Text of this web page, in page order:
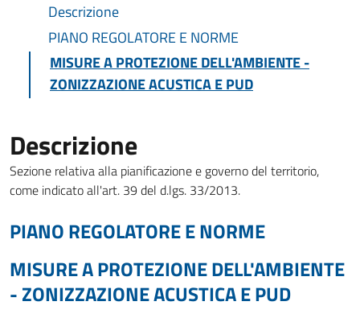
Descrizione
PIANO REGOLATORE E NORME
MISURE A PROTEZIONE DELL'AMBIENTE -
ZONIZZAZIONE ACUSTICA E PUD
Descrizione
Sezione relativa alla pianificazione e governo del territorio,
come indicato all'art. 39 del d.lgs. 33/2013.
PIANO REGOLATORE E NORME
MISURE A PROTEZIONE DELL'AMBIENTE
- ZONIZZAZIONE ACUSTICA E PUD